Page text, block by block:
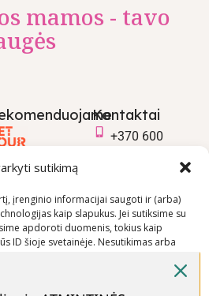
sutikimą
įrenginio informacijai saugoti ir (arba)
kaip slapukus. Jei sutiksime su
apdoroti duomenis, tokius kaip
ID šioje svetainėje. Nesutikimas arba
mamos - tavo
Kontaktai
+370 600